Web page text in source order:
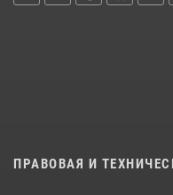
ПРАВОВАЯ И